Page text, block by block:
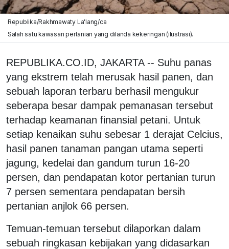
Republika/Rakhmawaty La'lang/ca
Salah satu kawasan pertanian yang dilanda kekeringan (ilustrasi).
REPUBLIKA.CO.ID, JAKARTA -- Suhu panas
yang ekstrem telah merusak hasil panen, dan
sebuah laporan terbaru berhasil mengukur
seberapa besar dampak pemanasan tersebut
terhadap keamanan finansial petani. Untuk
setiap kenaikan suhu sebesar 1 derajat Celcius,
hasil panen tanaman pangan utama seperti
jagung, kedelai dan gandum turun 16-20
persen, dan pendapatan kotor pertanian turun
7 persen sementara pendapatan bersih
pertanian anjlok 66 persen.
Temuan-temuan tersebut dilaporkan dalam
sebuah ringkasan kebijakan yang didasarkan